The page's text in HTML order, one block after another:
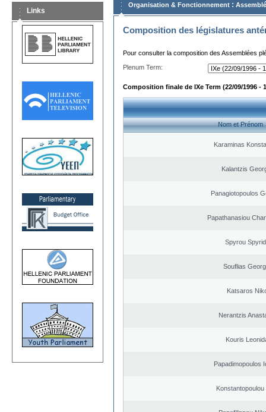
Links
Organisation & Fonctionnement :
Composition des législatures
Pour consulter la composition des Assemblées
Plenum Term:
Composition finale de IXe Term (22/09/1996 -
Nom et Prénom
Karaminas
Kalantzis
Panagiotopoulos
Papathanasiou
Spyrou
Souflias
Katsaros
Nerantzis
Kouris
Papadimopoulos
Konstantopoulou